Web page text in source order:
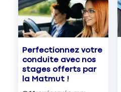
Perfectionnez votre
conduite avec nos
stages offerts par
la Matmut !